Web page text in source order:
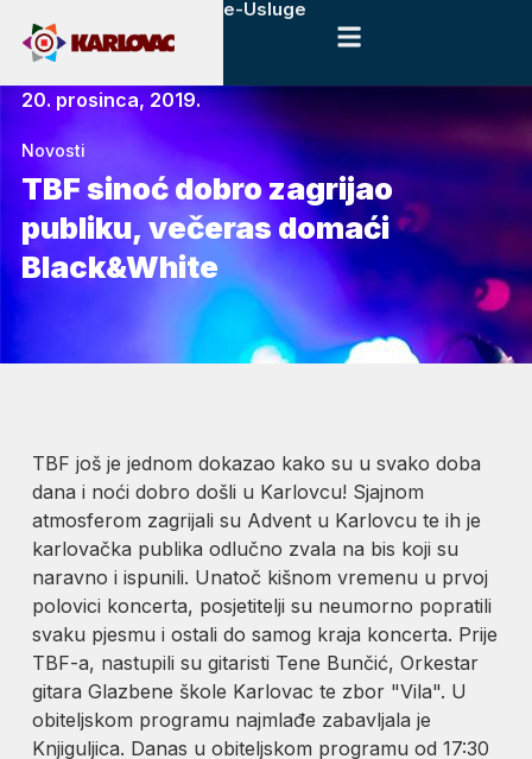
e-Usluge
20. prosinca, 2019.
Novosti
TBF sinoć dobro zagrijao
publiku, večeras domaći
Black&White
TBF još je jednom dokazao kako su u svako doba
dana i noći dobro došli u Karlovcu! Sjajnom
atmosferom zagrijali su Advent u Karlovcu te ih je
karlovačka publika odlučno zvala na bis koji su
naravno i ispunili. Unatoč kišnom vremenu u prvoj
polovici koncerta, posjetitelji su neumorno popratili
svaku pjesmu i ostali do samog kraja koncerta. Prije
TBF-a, nastupili su gitaristi Tene Bunčić, Orkestar
gitara Glazbene škole Karlovac te zbor "Vila". U
obiteljskom programu najmlađe zabavljala je
Knjiguljica. Danas u obiteljskom programu od 17:30